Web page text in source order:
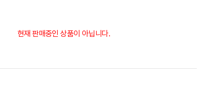
현재 판매중인 상품이 아닙니다.